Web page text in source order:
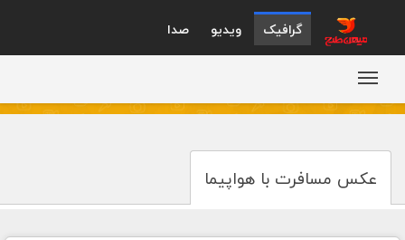
گرافیک ویدیو صدا
عکس مسافرت با هواپیما